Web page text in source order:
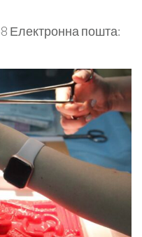
Електронна пошта: